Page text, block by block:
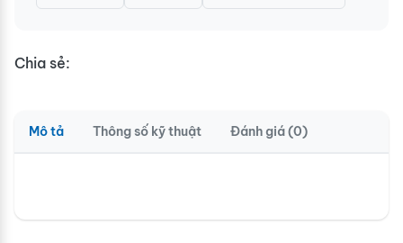
Chia sẻ:
Mô tả Thông số kỹ thuật Đánh giá (0)